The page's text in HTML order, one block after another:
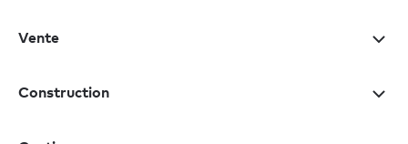
Vente
Construction